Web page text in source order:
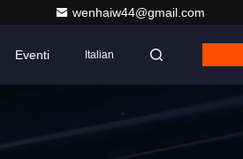
wenhaiw44@gmail.com
Eventi Italian